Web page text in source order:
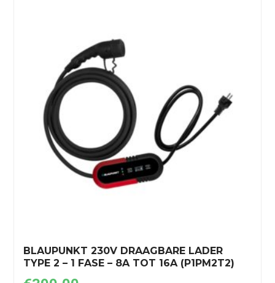
BLAUPUNKT 230V DRAAGBARE LADER
TYPE 2 – 1 FASE – 8A TOT 16A (P1PM2T2)